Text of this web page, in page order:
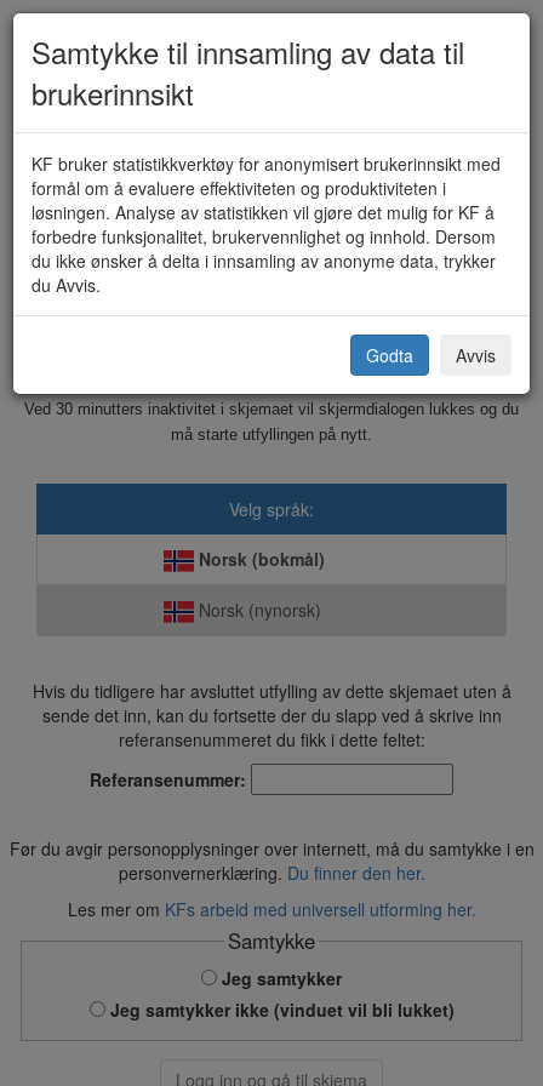
Salgsbevilling for alkohol (KF-
124)
Dette skjemaet sendes elektronisk til kommunen.
Ved 30 minutters inaktivitet i skjemaet vil skjermdialogen lukkes og du
må starte utfyllingen på nytt.
Velg språk:
Norsk (bokmål)
Norsk (nynorsk)
Hvis du tidligere har avsluttet utfylling av dette skjemaet uten å
sende det inn, kan du fortsette der du slapp ved å skrive inn
referansenummeret du fikk i dette feltet:
Referansenummer:
Før du avgir personopplysninger over internett, må du samtykke i en
personvernerklæring. Du finner den her.
Les mer om KFs arbeid med universell utforming her.
Samtykke
Jeg samtykker
Jeg samtykker ikke (vinduet vil bli lukket)
Logg inn og gå til skjema
Samtykke til innsamling av data til
brukerinnsikt
KF bruker statistikkverktøy for anonymisert brukerinnsikt med
formål om å evaluere effektiviteten og produktiviteten i
løsningen. Analyse av statistikken vil gjøre det mulig for KF å
forbedre funksjonalitet, brukervennlighet og innhold. Dersom
du ikke ønsker å delta i innsamling av anonyme data, trykker
du Avvis.
Godta Avvis